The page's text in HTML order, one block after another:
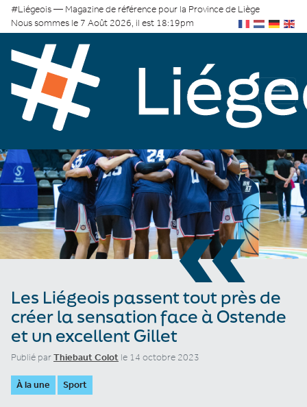
#Liégeois — Magazine de référence pour la Province de Liège
Nous sommes le 7 Août 2026, il est 18:19pm
«
Les Liégeois passent tout près de
créer la sensation face à Ostende
et un excellent Gillet
Publié parThiebaut Colot le 14 octobre 2023
À la une Sport